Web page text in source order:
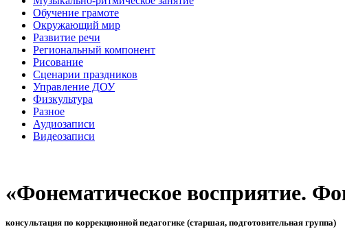
Обучение грамоте
Окружающий мир
Развитие речи
Региональный компонент
Рисование
Сценарии праздников
Управление ДОУ
Физкультура
Разное
Аудиозаписи
Видеозаписи
«Фонематическое восприятие.
консультация по коррекционной педагогике (старшая, подготовительная группа)